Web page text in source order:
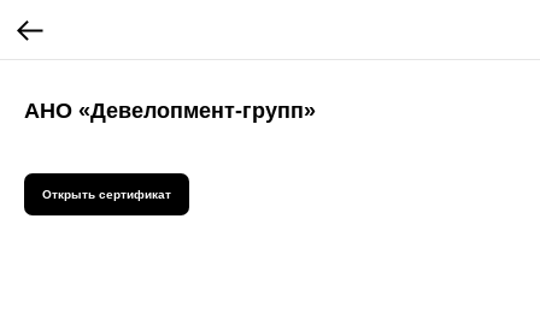
АНО «Девелопмент-групп»
Открыть сертификат